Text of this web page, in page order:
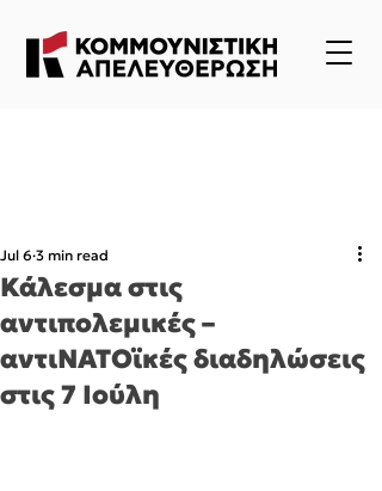
Κάλεσμα στις
αντιπολεμικές –
αντιΝΑΤΟϊκές διαδηλώσεις
στις 7 Ιούλη
Jul 6 3 min read